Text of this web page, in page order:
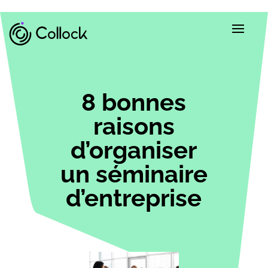
8 bonnes
raisons
d’organiser
un séminaire
d’entreprise